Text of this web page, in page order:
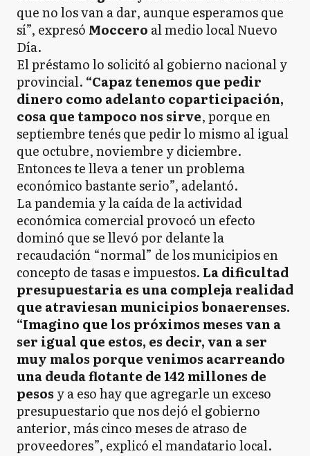
que no los van a dar, aunque esperamos que
sí”, expresó Moccero al medio local Nuevo
Día.
El préstamo lo solicitó al gobierno nacional y
provincial. “Capaz tenemos que pedir
dinero como adelanto coparticipación,
cosa que tampoco nos sirve, porque en
septiembre tenés que pedir lo mismo al igual
que octubre, noviembre y diciembre.
Entonces te lleva a tener un problema
económico bastante serio”, adelantó.
La pandemia y la caída de la actividad
económica comercial provocó un efecto
dominó que se llevó por delante la
recaudación “normal” de los municipios en
concepto de tasas e impuestos. La dificultad
presupuestaria es una compleja realidad
que atraviesan municipios bonaerenses.
“Imagino que los próximos meses van a
ser igual que estos, es decir, van a ser
muy malos porque venimos acarreando
una deuda flotante de 142 millones de
pesos y a eso hay que agregarle un exceso
presupuestario que nos dejó el gobierno
anterior, más cinco meses de atraso de
proveedores”, explicó el mandatario local.